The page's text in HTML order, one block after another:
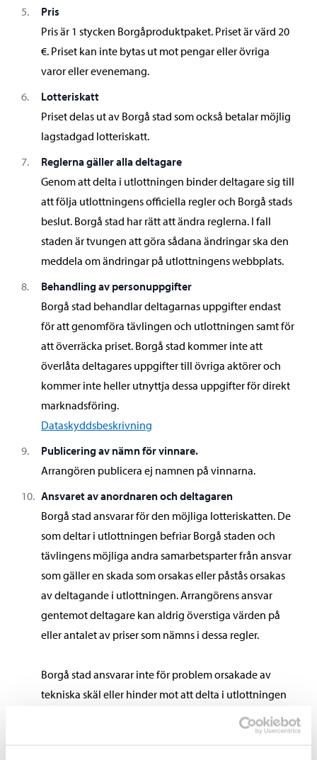
Pris
Pris är 1 stycken Borgåproduktpaket. Priset är värd 20
€. Priset kan inte bytas ut mot pengar eller övriga
varor eller evenemang.
Lotteriskatt
Priset delas ut av Borgå stad som också betalar möjlig
lagstadgad lotteriskatt.
Reglerna gäller alla deltagare
Genom att delta i utlottningen binder deltagare sig till
att följa utlottningens officiella regler och Borgå stads
beslut. Borgå stad har rätt att ändra reglerna. I fall
staden är tvungen att göra sådana ändringar ska den
meddela om ändringar på utlottningens webbplats.
Behandling av personuppgifter
Borgå stad behandlar deltagarnas uppgifter endast
för att genomföra tävlingen och utlottningen samt för
att överräcka priset. Borgå stad kommer inte att
överlåta deltagares uppgifter till övriga aktörer och
kommer inte heller utnyttja dessa uppgifter för direkt
marknadsföring.
Dataskyddsbeskrivning
Publicering av nämn för vinnare.
Arrangören publicera ej namnen på vinnarna.
Ansvaret av anordnaren och deltagaren
Borgå stad ansvarar för den möjliga lotteriskatten. De
som deltar i utlottningen befriar Borgå staden och
tävlingens möjliga andra samarbetsparter från ansvar
som gäller en skada som orsakas eller påstås orsakas
av deltagande i utlottningen. Arrangörens ansvar
gentemot deltagare kan aldrig överstiga värden på
eller antalet av priser som nämns i dessa regler.
Borgå stad ansvarar inte för problem orsakade av
tekniska skäl eller hinder mot att delta i utlottningen
eller att motta priset. Vinnaren har skyldigheten att
ansvara för alla andra kostnader orsakade av att motta